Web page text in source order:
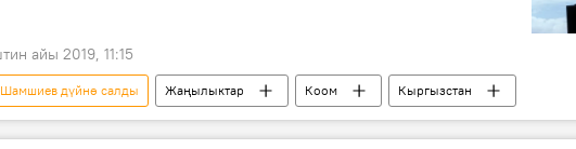
айы 2019, 11:15
дүйнө салды Жаңылыктар Коом
Кыргызстан
Шамшиев
режиссер тасма